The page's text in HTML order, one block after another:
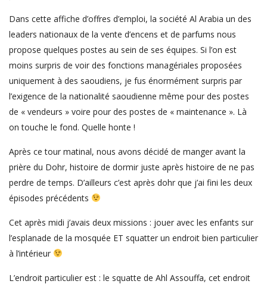
Dans cette affiche d’offres d’emploi, la société Al Arabia un des
leaders nationaux de la vente d’encens et de parfums nous
propose quelques postes au sein de ses équipes. Si l’on est
moins surpris de voir des fonctions managériales proposées
uniquement à des saoudiens, je fus énormément surpris par
l’exigence de la nationalité saoudienne même pour des postes
de « vendeurs » voire pour des postes de « maintenance ». Là
on touche le fond. Quelle honte !
Après ce tour matinal, nous avons décidé de manger avant la
prière du Dohr, histoire de dormir juste après histoire de ne pas
perdre de temps. D’ailleurs c’est après dohr que j’ai fini les deux
épisodes précédents
Cet après midi j’avais deux missions : jouer avec les enfants sur
l’esplanade de la mosquée ET squatter un endroit bien particulier
à l’intérieur
L’endroit particulier est : le squatte de Ahl Assouffa, cet endroit